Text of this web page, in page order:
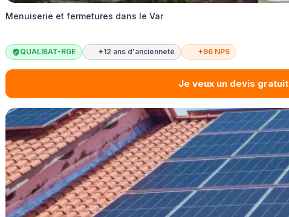
Menuiserie et fermetures dans le Var
QUALIBAT-RGE +12 ans d'ancienneté +96 NPS
Je veux un devis gratuit